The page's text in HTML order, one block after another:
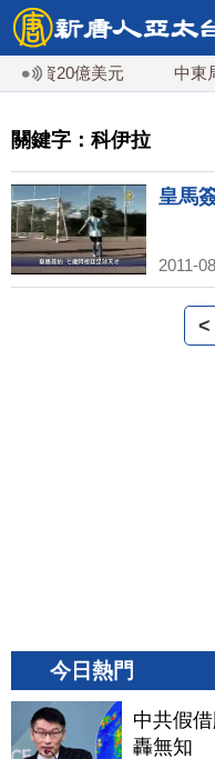
投資20億美元 中東
關鍵字：科伊拉
皇馬
2011-
<
今日熱門
中共假
轟無知